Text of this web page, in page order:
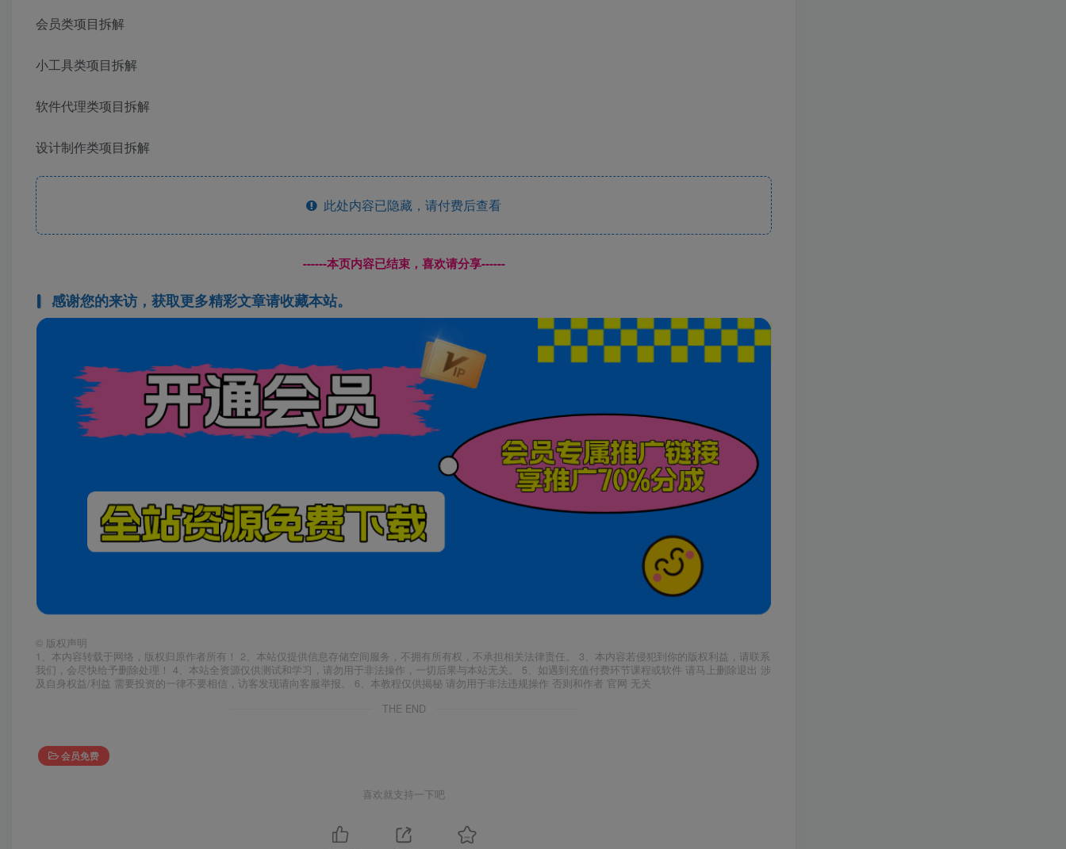
会员类项目拆解
小工具类项目拆解
软件代理类项目拆解
设计制作类项目拆解
此处内容已隐藏，请付费后查看
------本页内容已结束，喜欢请分享------
感谢您的来访，获取更多精彩文章请收藏本站。
© 版权声明
1、本内容转载于网络，版权归原作者所有！ 2、本站仅提供信息存储空间服务，不拥有所有权，不承担相关法律责任。 3、本内容若侵犯到你的版权利益，请联系
我们，会尽快给予删除处理！ 4、本站全资源仅供测试和学习，请勿用于非法操作，一切后果与本站无关。 5、如遇到充值付费环节课程或软件 请马上删除退出 涉
及自身权益/利益 需要投资的一律不要相信，访客发现请向客服举报。 6、本教程仅供揭秘 请勿用于非法违规操作 否则和作者 官网 无关
THE END
会员免费
喜欢就支持一下吧